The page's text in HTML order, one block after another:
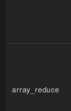
array_reduce